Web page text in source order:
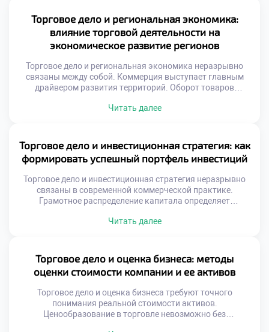
компании. Специальность «Торговое дело» формирует
системное стратегическое мышление. Студенты учатся
[…]
Торговое дело и региональная экономика:
влияние торговой деятельности на
экономическое развитие регионов
Торговое дело и региональная экономика неразрывно
связаны между собой. Коммерция выступает главным
драйвером развития территорий. Оборот товаров
активной торговли регион не может процветать
сектор создает рабочие места массово. Налоги от продаж
наполняют местные казны регулярно. Социальная
инфраструктура зависит напрямую […]
Читать далее
Торговое дело и инвестиционная стратегия: как
формировать успешный портфель инвестиций
Торговое дело и инвестиционная стратегия неразрывно
связаны в современной коммерческой практике.
Грамотное распределение капитала определяет
Предприниматели должны рассматривать прибыль как
доход. Понимание этой связи отличает
профессионального коммерсанта от случайного
продавца. Формирование портфеля требует глубокого
анализа рыночной конъюнктуры и трендов. Вложения […]
Читать далее
Торговое дело и оценка бизнеса: методы
оценки стоимости компании и ее активов
Торговое дело и оценка бизнеса требуют точного
понимания реальной стоимости активов.
Ценообразование в торговле невозможно без